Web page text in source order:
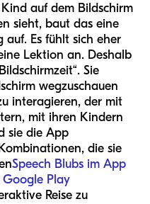
auf dem Bildschirm
sieht, baut das eine
auf. Es fühlt sich eher
Lektion an. Deshalb
Sie
wegzuschauen
interagieren, der mit
mit ihren Kindern
sie die App
die sie
Speech Blubs im App
Google Play
Reise zu